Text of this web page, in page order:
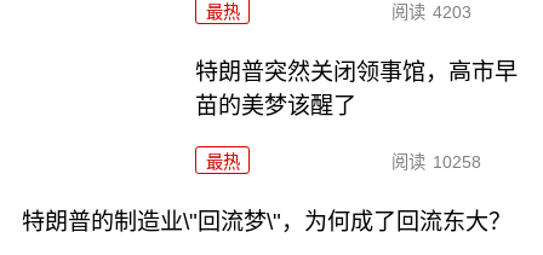
最热 阅读 4203
特朗普突然关闭领事馆，高市早
苗的美梦该醒了
最热 阅读 10258
特朗普的制造业\"回流梦\"，为何成了回流东大？